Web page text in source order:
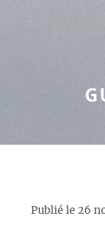
Publié le 26